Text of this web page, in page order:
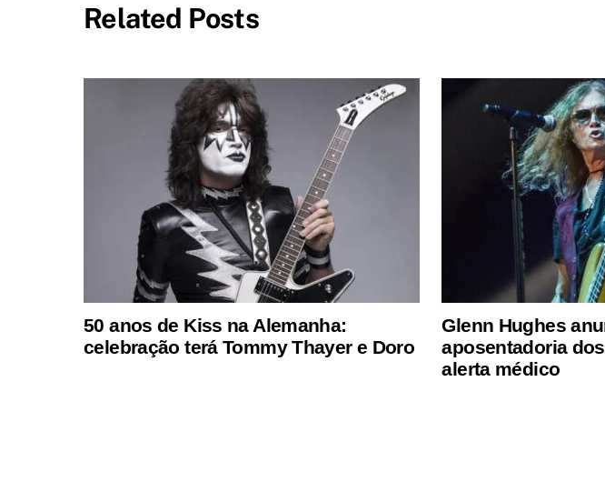
Related Posts
50 anos de Kiss na Alemanha:
celebração terá Tommy Thayer e Doro
Glenn Hughes
aposentadoria
alerta médico